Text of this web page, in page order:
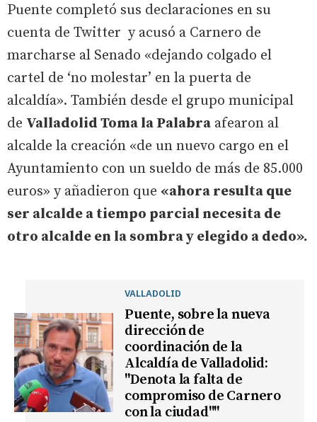
Puente completó sus declaraciones en su
cuenta de Twitter y acusó a Carnero de
marcharse al Senado «dejando colgado el
cartel de ‘no molestar’ en la puerta de
alcaldía». También desde el grupo municipal
de Valladolid Toma la Palabra afearon al
alcalde la creación «de un nuevo cargo en el
Ayuntamiento con un sueldo de más de 85.000
euros» y añadieron que «ahora resulta que
ser alcalde a tiempo parcial necesita de
otro alcalde en la sombra y elegido a dedo».
VALLADOLID
Puente, sobre la nueva
dirección de
coordinación de la
Alcaldía de Valladolid:
"Denota la falta de
compromiso de Carnero
con la ciudad""